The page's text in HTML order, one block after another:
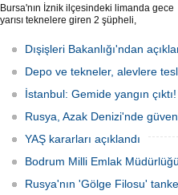
Bursa'nın İznik ilçesindeki limanda gece
yarısı teknelere giren 2 şüpheli,
çaldı. Olay, güvenlik kameralarına
yansıdı, tekne sahiplerinin ihbarıyla
jandarma inceleme başlattı.
Dışişleri Bakanlığı'ndan
Depo ve tekneler, alevlere
İstanbul: Gemide yangın çıktı!
Rusya, Azak Denizi'nde
YAŞ kararları açıklandı
Bodrum Milli Emlak
Rusya'nın 'Gölge Filosu'